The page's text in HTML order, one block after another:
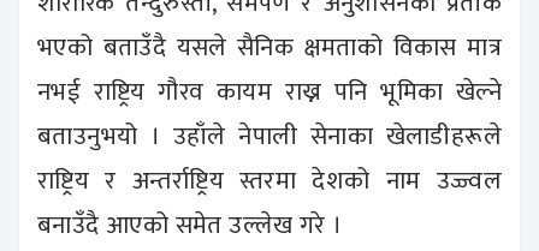
भएको बताउँदै यसले सैनिक क्षमताको विकास मात्र
नभई राष्ट्रिय गौरव कायम राख्न पनि भूमिका खेल्ने
बताउनुभयो । उहाँले नेपाली सेनाका खेलाडीहरूले
राष्ट्रिय र अन्तर्राष्ट्रिय स्तरमा देशको नाम उज्ज्वल
बनाउँदै आएको समेत उल्लेख गरे ।